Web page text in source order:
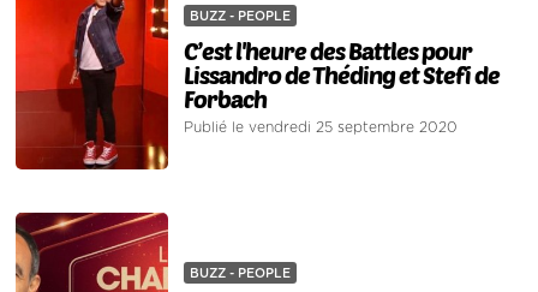
BUZZ - PEOPLE
C’est l'heure des Battles pour
Lissandro de Théding et Stefi de
Forbach
Publié le vendredi 25 septembre 2020
BUZZ - PEOPLE